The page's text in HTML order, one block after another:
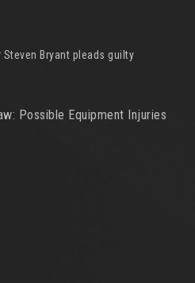
Bryant pleads guilty
Possible Equipment Injuries